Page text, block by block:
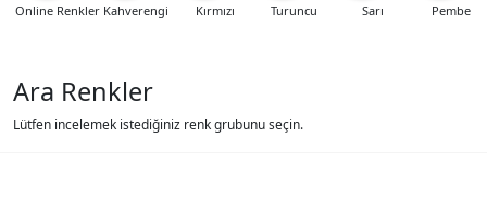
Online Renkler Kahverengi Kırmızı Turuncu Sarı Pembe
Ara Renkler
Lütfen incelemek istediğiniz renk grubunu seçin.